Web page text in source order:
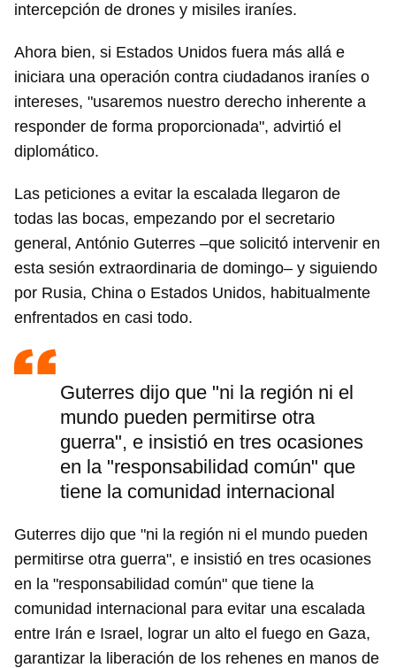
intercepción de drones y misiles iraníes.
Ahora bien, si Estados Unidos fuera más allá e
iniciara una operación contra ciudadanos iraníes o
intereses, "usaremos nuestro derecho inherente a
responder de forma proporcionada", advirtió el
diplomático.
Las peticiones a evitar la escalada llegaron de
todas las bocas, empezando por el secretario
general, António Guterres –que solicitó intervenir en
esta sesión extraordinaria de domingo– y siguiendo
por Rusia, China o Estados Unidos, habitualmente
enfrentados en casi todo.
Guterres dijo que "ni la región ni el
mundo pueden permitirse otra
guerra", e insistió en tres ocasiones
en la "responsabilidad común" que
tiene la comunidad internacional
Guterres dijo que "ni la región ni el mundo pueden
permitirse otra guerra", e insistió en tres ocasiones
en la "responsabilidad común" que tiene la
comunidad internacional para evitar una escalada
entre Irán e Israel, lograr un alto el fuego en Gaza,
garantizar la liberación de los rehenes en manos de